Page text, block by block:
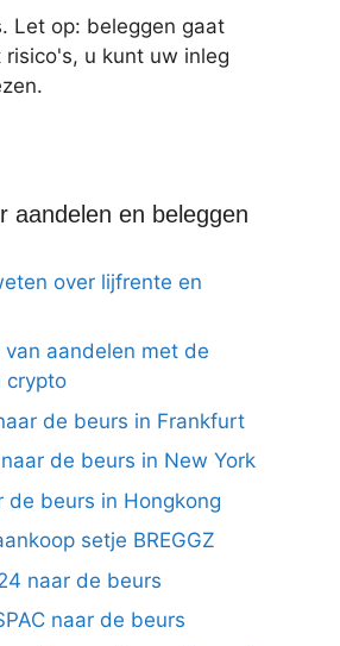
Let op: beleggen gaat
risico's, u kunt uw inleg
aandelen en beleggen
over lijfrente en
van aandelen met de
crypto
de beurs in Frankfurt
de beurs in New York
de beurs in Hongkong
setje BREGGZ
naar de beurs
naar de beurs